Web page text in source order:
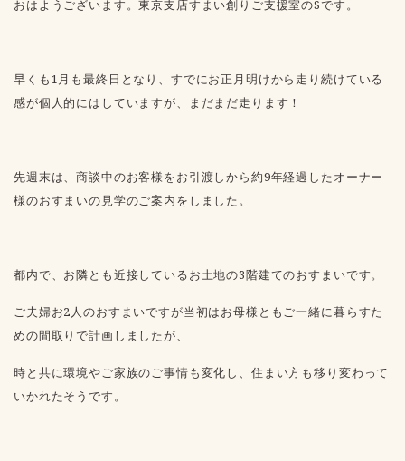
おはようございます。東京支店すまい創りご支援室のSです。
早くも1月も最終日となり、すでにお正月明けから走り続けている
感が個人的にはしていますが、まだまだ走ります！
先週末は、商談中のお客様をお引渡しから約9年経過したオーナー
様のおすまいの見学のご案内をしました。
都内で、お隣とも近接しているお土地の3階建てのおすまいです。
ご夫婦お2人のおすまいですが当初はお母様ともご一緒に暮らすた
めの間取りで計画しましたが、
時と共に環境やご家族のご事情も変化し、住まい方も移り変わって
いかれたそうです。